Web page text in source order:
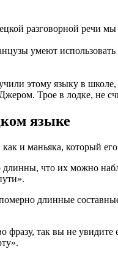
разговорной речи мы
умеют
этому языку в школе,
Трое в лодке, не
языке
и маньяка, который
что их можно
длинные
так вы не